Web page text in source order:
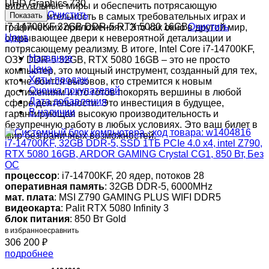
виртуальные миры и обеспечить потрясающую
производительность в самых требовательных играх и
графических приложениях. Это как окно в другой мир,
открывающее двери к невероятной детализации и
потрясающему реализму. В итоге, Intel Core i7-14700KF,
ОЗУ DDR-5 32GB, RTX 5080 16GB – это не просто
компьютер, это мощный инструмент, созданный для тех,
кто не боится вызовов, кто стремится к новым
достижениям и кто готов покорять вершины в любой
сфере деятельности. Это инвестиция в будущее,
гарантирующая высокую производительность и
безупречную работу в любых условиях. Это ваш билет в
мир безграничных возможностей.
UHD Graphics 730
Очистить
i7-14700KF32GB DDR-5RTX 5080 16GBОчистить
Цена
Название
Цена
Хиты продаж
Оценка покупателей
Дата добавления
В наличии
i7-14700KF, 32GB DDR-5, SSD 1ТБ PCIe 4.0 x4, intel Z790,
RTX 5080 16GB, ARDOR GAMING Crystal CG1, 850 Вт, Без
ОС
процессор: i7-14700KF, 20 ядер, потоков 28
оперативная память: 32GB DDR-5, 6000MHz
мат. плата: MSI Z790 GAMING PLUS WIFI DDR5
видеокарта: Palit RTX 5080 Infinity 3
блок питания: 850 Вт Gold
в избранноесравнить
306 200 ₽
подробнее